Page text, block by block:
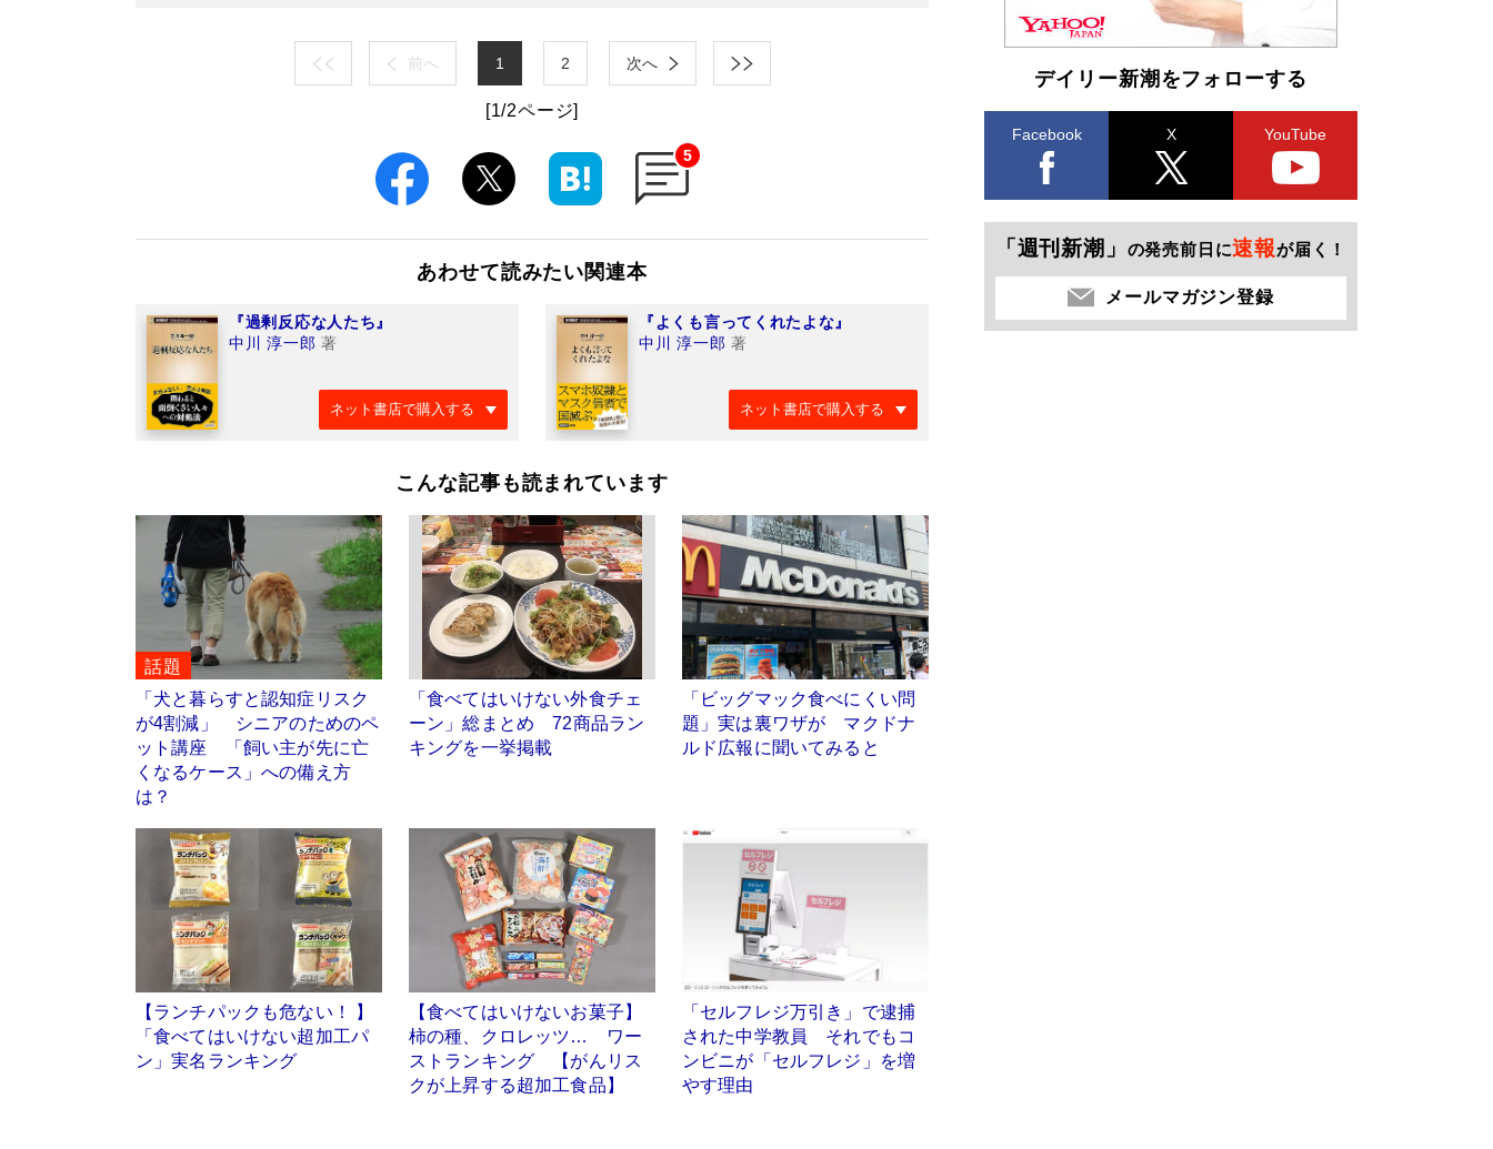
前へ 1 2 次へ
[1/2ページ]
5
あわせて読みたい関連本
『過剰反応な人たち』
中川 淳一郎 著
ネット書店で購入する
『よくも言ってくれたよな』
中川 淳一郎 著
ネット書店で購入する
こんな記事も読まれています
話題
「犬と暮らすと認知症リスク
が4割減」 シニアのためのペ
ット講座 「飼い主が先に亡
くなるケース」への備え方
は？
「食べてはいけない外食チェ
ーン」総まとめ 72商品ラン
キングを一挙掲載
「ビッグマック食べにくい問
題」実は裏ワザが マクドナ
ルド広報に聞いてみると
【ランチパックも危ない！ 】
「食べてはいけない超加工パ
ン」実名ランキング
【食べてはいけないお菓子】
柿の種、クロレッツ… ワー
ストランキング 【がんリス
クが上昇する超加工食品】
「セルフレジ万引き」で逮捕
された中学教員 それでもコ
ンビニが「セルフレジ」を増
やす理由
デイリー新潮をフォローする
Facebook X YouTube
「週刊新潮」 の発売前日に速報が届く！
メールマガジン登録